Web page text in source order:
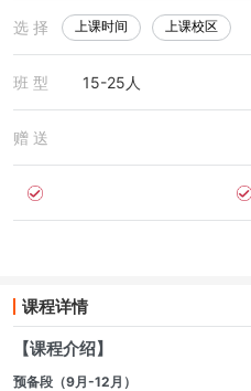
选 择 上课时间 上课校区
班 型 15-25人
赠 送
课程详情
【课程介绍】
预备段（9月-12月）